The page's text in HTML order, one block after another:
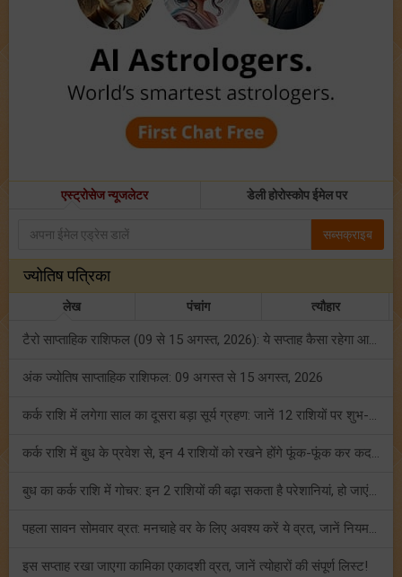
एस्ट्रोसेज न्यूजलेटर डेली होरोस्कोप ईमेल पर
सब्सक्राइब
ज्योतिष पत्रिका
लेख पंचांग त्यौहार
टैरो साप्ताहिक राशिफल (09 से 15 अगस्त, 2026): ये सप्ताह कैसा रहेगा आपके लिए? जानें!
अंक ज्योतिष साप्ताहिक राशिफल: 09 अगस्त से 15 अगस्त, 2026
कर्क राशि में लगेगा साल का दूसरा बड़ा सूर्य ग्रहण: जानें 12 राशियों पर शुभ-अशुभ प्रभाव!
कर्क राशि में बुध के प्रवेश से, इन 4 राशियों को रखने होंगे फूंक-फूंक कर कदम!
बुध का कर्क राशि में गोचर: इन 2 राशियों की बढ़ा सकता है परेशानियां, हो जाएं सावधान!
पहला सावन सोमवार व्रत: मनचाहे वर के लिए अवश्य करें ये व्रत, जानें नियम एवं पूजा विधि!
इस सप्ताह रखा जाएगा कामिका एकादशी व्रत, जानें त्योहारों की संपूर्ण लिस्ट!